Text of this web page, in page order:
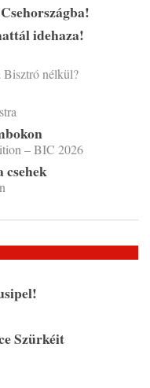
idehaza!
Bisztró nélkül?
– BIC 2026
Szürkéit